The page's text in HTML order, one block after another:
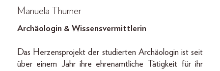
Manuela Thurner
Archäologin & Wissensvermittlerin
Das Herzensprojekt der studierten Archäologin ist seit
über einem Jahr ihre ehrenamtliche Tätigkeit für ihr